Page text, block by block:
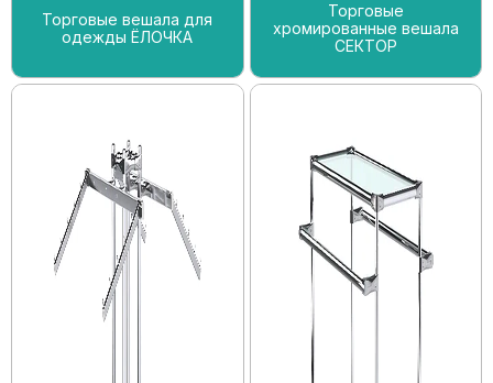
Торговые вешала для
одежды ЁЛОЧКА
Торговые
хромированные вешала
СЕКТОР